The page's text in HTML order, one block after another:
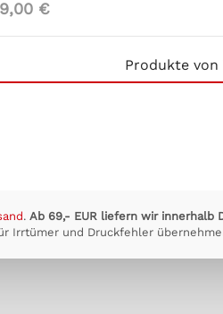
€
Produkte von
. Ab 69,- EUR liefern wir innerhalb
Irrtümer und Druckfehler